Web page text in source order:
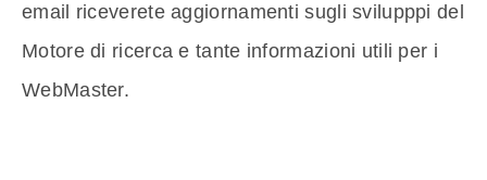
email riceverete aggiornamenti sugli svilupppi del
Motore di ricerca e tante informazioni utili per i
WebMaster.